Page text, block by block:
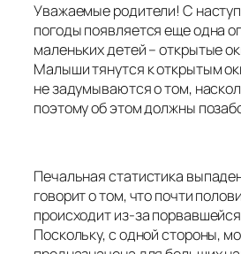
Уважаемые родители! С
погоды появляется еще одна
маленьких детей – открытые
Малыши тянутся к открытым
не задумываются о том,
поэтому об этом должны
Печальная статистика
говорит о том, что почти
происходит из-за
Поскольку, с одной стороны,